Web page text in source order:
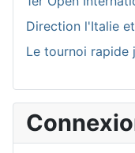
Direction l'Italie
Le tournoi rapide